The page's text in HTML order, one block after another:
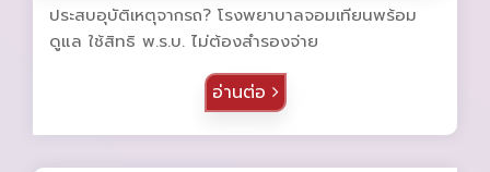
ประสบอุบัติเหตุจากรถ? โรงพยาบาลจอมเทียนพร้อม
ดูแล ใช้สิทธิ พ.ร.บ. ไม่ต้องสำรองจ่าย
อ่านต่อ